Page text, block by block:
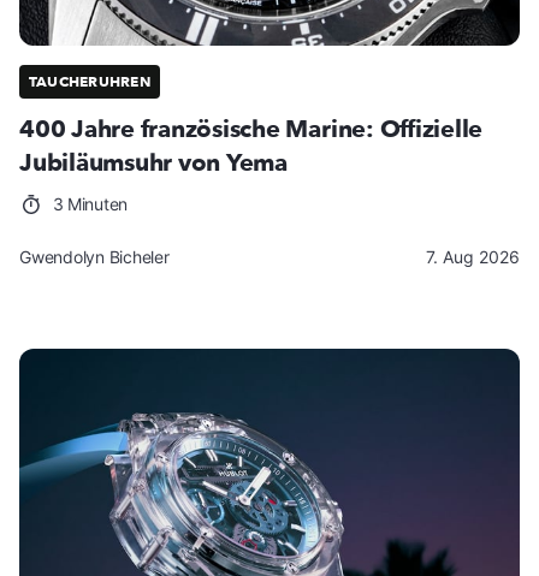
TAUCHERUHREN
400 Jahre französische Marine: Offizielle
Jubiläumsuhr von Yema
3 Minuten
Gwendolyn Bicheler 7. Aug 2026